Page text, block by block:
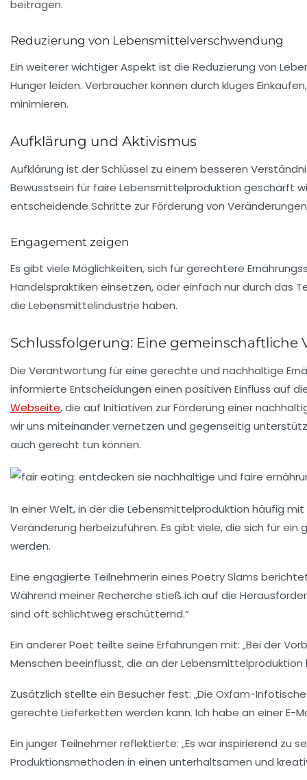
beitragen.
Reduzierung von Lebensmittelverschwendung
Ein weiterer wichtiger Aspekt ist die Reduzierung von
Hunger leiden. Verbraucher können durch kluges
minimieren.
Aufklärung und Aktivismus
Aufklärung ist der Schlüssel zu einem besseren
Bewusstsein für faire Lebensmittelproduktion geschärft
entscheidende Schritte zur Förderung von
Engagement zeigen
Es gibt viele Möglichkeiten, sich für gerechtere
Handelspraktiken einsetzen, oder einfach nur durch das
die Lebensmittelindustrie haben.
Schlussfolgerung: Eine gemeinschaftliche
Die Verantwortung für eine gerechte und nachhaltige
informierte Entscheidungen einen positiven Einfluss auf
Webseite, die auf Initiativen zur Förderung einer
wir uns miteinander vernetzen und gegenseitig
auch gerecht tun können.
In einer Welt, in der die Lebensmittelproduktion häufig mit
Veränderung herbeizuführen. Es gibt viele, die sich für ein
werden.
Eine engagierte Teilnehmerin eines Poetry Slams
Während meiner Recherche stieß ich auf die
sind oft schlichtweg erschütternd.“
Ein anderer Poet teilte seine Erfahrungen mit: „Bei der
Menschen beeinflusst, die an der
Zusätzlich stellte ein Besucher fest: „Die Oxfam-
gerechte Lieferketten werden kann. Ich habe an einer
Ein junger Teilnehmer reflektierte: „Es war inspirierend zu
Produktionsmethoden in einen unterhaltsamen und